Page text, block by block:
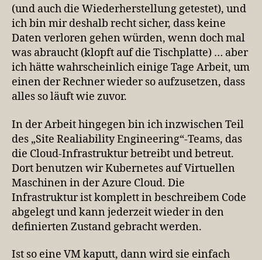
(und auch die Wiederherstellung getestet), und
ich bin mir deshalb recht sicher, dass keine
Daten verloren gehen würden, wenn doch mal
was abraucht (klopft auf die Tischplatte) … aber
ich hätte wahrscheinlich einige Tage Arbeit, um
einen der Rechner wieder so aufzusetzen, dass
alles so läuft wie zuvor.
In der Arbeit hingegen bin ich inzwischen Teil
des „Site Realiability Engineering“-Teams, das
die Cloud-Infrastruktur betreibt und betreut.
Dort benutzen wir Kubernetes auf Virtuellen
Maschinen in der Azure Cloud. Die
Infrastruktur ist komplett in beschreibem Code
abgelegt und kann jederzeit wieder in den
definierten Zustand gebracht werden.
Ist so eine VM kaputt, dann wird sie einfach